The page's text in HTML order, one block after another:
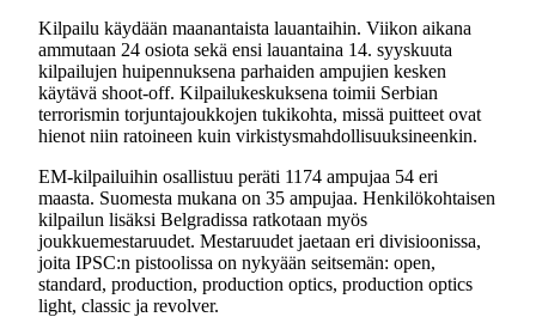
Kilpailu käydään maanantaista lauantaihin. Viikon aikana
ammutaan 24 osiota sekä ensi lauantaina 14. syyskuuta
kilpailujen huipennuksena parhaiden ampujien kesken
käytävä shoot-off. Kilpailukeskuksena toimii Serbian
terrorismin torjuntajoukkojen tukikohta, missä puitteet ovat
hienot niin ratoineen kuin virkistysmahdollisuuksineenkin.
EM-kilpailuihin osallistuu peräti 1174 ampujaa 54 eri
maasta. Suomesta mukana on 35 ampujaa. Henkilökohtaisen
kilpailun lisäksi Belgradissa ratkotaan myös
joukkuemestaruudet. Mestaruudet jaetaan eri divisioonissa,
joita IPSC:n pistoolissa on nykyään seitsemän: open,
standard, production, production optics, production optics
light, classic ja revolver.